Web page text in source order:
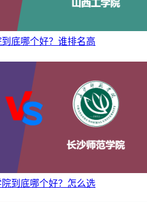
10条口碑）
（好评_差评）
底哪个好？谁排名高
到底哪个好？怎么选